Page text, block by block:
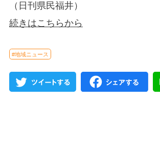
（日刊県民福井）
続きはこちらから
#地域ニュース